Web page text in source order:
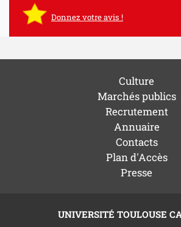
Donnez votre avis !
Culture
Marchés publics
Recrutement
Annuaire
Contacts
Plan d'Accès
Presse
UNIVERSITÉ TOULOUSE